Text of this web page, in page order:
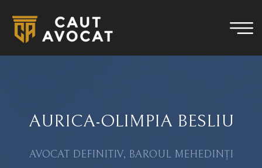
AURICA-OLIMPIA BESLIU
AVOCAT DEFINITIV, BAROUL MEHEDINȚI